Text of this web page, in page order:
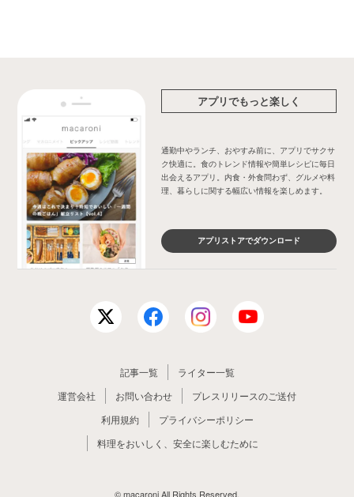
アプリでもっと楽しく
通勤中やランチ、おやすみ前に、アプリでサクサ
ク快適に。食のトレンド情報や簡単レシピに毎日
出会えるアプリ。内食・外食問わず、グルメや料
理、暮らしに関する幅広い情報を楽しめます。
アプリストアでダウンロード
記事一覧
ライター一覧
運営会社
お問い合わせ
プレスリリースのご送付
利用規約
プライバシーポリシー
料理をおいしく、安全に楽しむために
© macaroni All Rights Reserved.